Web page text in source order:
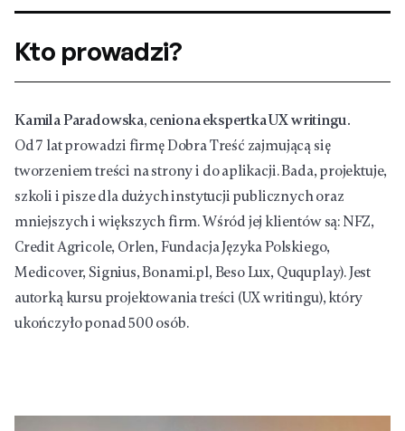
Kto prowadzi?
Kamila Paradowska, ceniona ekspertka UX writingu.
Od 7 lat prowadzi firmę Dobra Treść zajmującą się
tworzeniem treści na strony i do aplikacji. Bada, projektuje,
szkoli i pisze dla dużych instytucji publicznych oraz
mniejszych i większych firm. Wśród jej klientów są: NFZ,
Credit Agricole, Orlen, Fundacja Języka Polskiego,
Medicover, Signius, Bonami.pl, Beso Lux, Ququplay). Jest
autorką kursu projektowania treści (UX writingu), który
ukończyło ponad 500 osób.